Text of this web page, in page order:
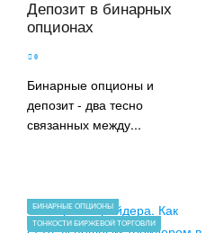
Депозит в бинарных
опционах
0
Бинарные опционы и
депозит - два тесно
связанных между...
БИНАРНЫЕ ОПЦИОНЫ
ТОНКОСТИ БИРЖЕВОЙ ТОРГОВЛИ